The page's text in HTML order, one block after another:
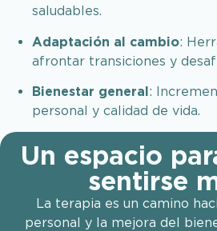
saludables.​
Adaptación al cambio:
afrontar transiciones y
Bienestar general:
personal y calidad de vida.​
Un espacio
sentirse
La terapia es un camino
personal y la mejora del